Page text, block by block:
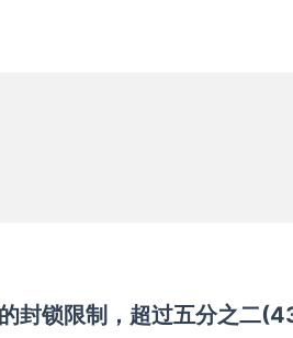
封锁限制，超过五分之二